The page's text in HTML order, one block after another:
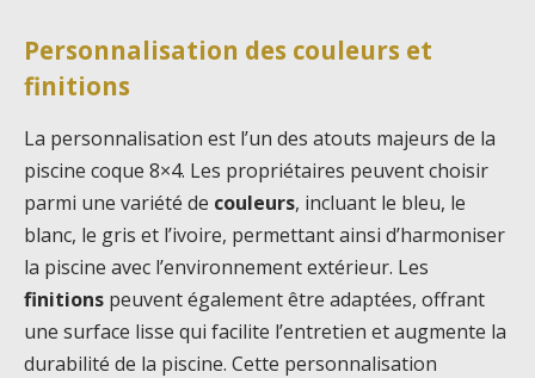
Personnalisation des couleurs et
finitions
La personnalisation est l’un des atouts majeurs de la
piscine coque 8×4. Les propriétaires peuvent choisir
parmi une variété de couleurs, incluant le bleu, le
blanc, le gris et l’ivoire, permettant ainsi d’harmoniser
la piscine avec l’environnement extérieur. Les
finitions peuvent également être adaptées, offrant
une surface lisse qui facilite l’entretien et augmente la
durabilité de la piscine. Cette personnalisation